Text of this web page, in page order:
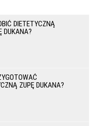
DIETETYCZNĄ
DUKANA?
ZUPĘ DUKANA?